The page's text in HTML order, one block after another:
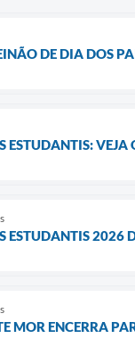
DE DIA DOS
ESTUDANTIS: VEJA
ESTUDANTIS 2026
MOR ENCERRA